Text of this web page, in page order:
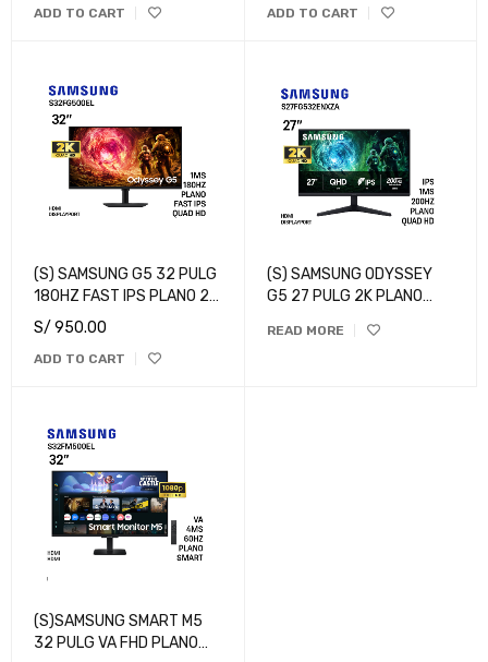
ADD TO CART ADD TO CART
(S) SAMSUNG G5 32 PULG
180HZ FAST IPS PLANO 2K
QHD
S/ 950.00
ADD TO CART
(S) SAMSUNG ODYSSEY
G5 27 PULG 2K PLANO
READ MORE
(S)SAMSUNG SMART M5
32 PULG VA FHD PLANO